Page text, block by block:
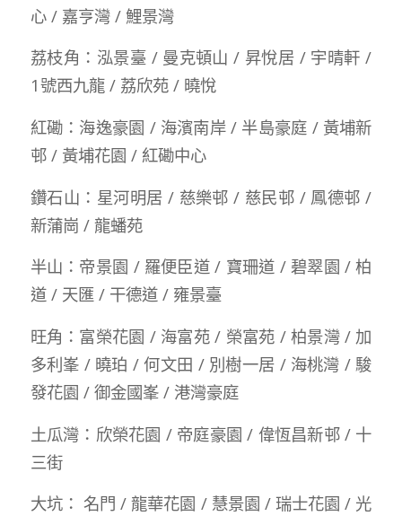
心 / 嘉亨灣 / 鯉景灣
荔枝角：泓景臺 / 曼克頓山 / 昇悅居 / 宇晴軒 /
1號西九龍 / 荔欣苑 / 曉悅
紅磡：海逸豪園 / 海濱南岸 / 半島豪庭 / 黃埔新
邨 / 黃埔花園 / 紅磡中心
鑽石山：星河明居 / 慈樂邨 / 慈民邨 / 鳳德邨 /
新蒲崗 / 龍蟠苑
半山：帝景園 / 羅便臣道 / 寶珊道 / 碧翠園 / 柏
道 / 天匯 / 干德道 / 雍景臺
旺角：富榮花園 / 海富苑 / 榮富苑 / 柏景灣 / 加
多利峯 / 曉珀 / 何文田 / 別樹一居 / 海桃灣 / 駿
發花園 / 御金國峯 / 港灣豪庭
土瓜灣：欣榮花園 / 帝庭豪園 / 偉恆昌新邨 / 十
三街
大坑： 名門 / 龍華花園 / 慧景園 / 瑞士花園 / 光